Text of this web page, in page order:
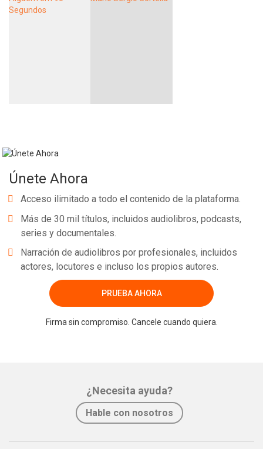
Únete Ahora
Acceso ilimitado a todo el contenido de la plataforma.
Más de 30 mil títulos, incluidos audiolibros, podcasts,
series y documentales.
Narración de audiolibros por profesionales, incluidos
actores, locutores e incluso los propios autores.
PRUEBA AHORA
Firma sin compromiso. Cancele cuando quiera.
¿Necesita ayuda?
Hable con nosotros